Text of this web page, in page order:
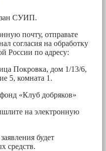
СУИП.
почту, отправьте
согласия на обработку
России по адресу:
Покровка, дом 1/13/6,
5, комната 1.
«Клуб добряков»
на электронную
будет
средств.